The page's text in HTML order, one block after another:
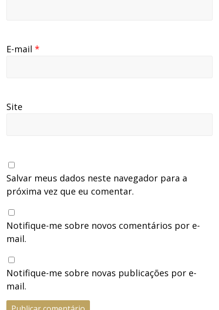
E-mail*
Site
Salvar meus dados neste navegador para a
próxima vez que eu comentar.
Notifique-me sobre novos comentários por e-
mail.
Notifique-me sobre novas publicações por e-
mail.